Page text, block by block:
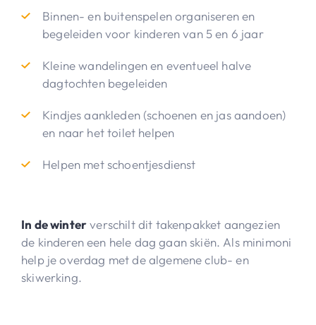
Binnen- en buitenspelen organiseren en
begeleiden voor kinderen van 5 en 6 jaar
Kleine wandelingen en eventueel halve
dagtochten begeleiden
Kindjes aankleden (schoenen en jas aandoen)
en naar het toilet helpen
Helpen met schoentjesdienst
In de winterverschilt dit takenpakket aangezien
de kinderen een hele dag gaan skiën. Als minimoni
help je overdag met de algemene club- en
skiwerking.